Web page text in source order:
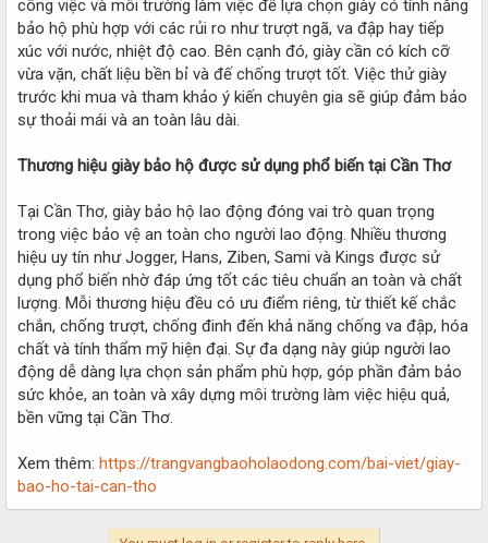
công việc và môi trường làm việc để lựa chọn giày có tính năng
bảo hộ phù hợp với các rủi ro như trượt ngã, va đập hay tiếp
xúc với nước, nhiệt độ cao. Bên cạnh đó, giày cần có kích cỡ
vừa vặn, chất liệu bền bỉ và đế chống trượt tốt. Việc thử giày
trước khi mua và tham khảo ý kiến chuyên gia sẽ giúp đảm bảo
sự thoải mái và an toàn lâu dài.
Thương hiệu giày bảo hộ được sử dụng phổ biến tại Cần Thơ
Tại Cần Thơ, giày bảo hộ lao động đóng vai trò quan trọng
trong việc bảo vệ an toàn cho người lao động. Nhiều thương
hiệu uy tín như Jogger, Hans, Ziben, Sami và Kings được sử
dụng phổ biến nhờ đáp ứng tốt các tiêu chuẩn an toàn và chất
lượng. Mỗi thương hiệu đều có ưu điểm riêng, từ thiết kế chắc
chắn, chống trượt, chống đinh đến khả năng chống va đập, hóa
chất và tính thẩm mỹ hiện đại. Sự đa dạng này giúp người lao
động dễ dàng lựa chọn sản phẩm phù hợp, góp phần đảm bảo
sức khỏe, an toàn và xây dựng môi trường làm việc hiệu quả,
bền vững tại Cần Thơ.
Xem thêm: https://trangvangbaoholaodong.com/bai-viet/giay-
bao-ho-tai-can-tho